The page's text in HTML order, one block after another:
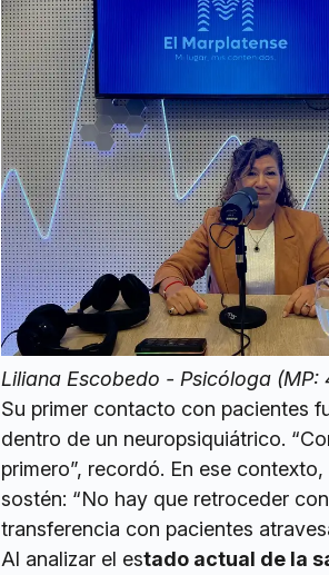
Liliana Escobedo - Psicóloga (MP:
Su primer contacto con pacientes
dentro de un neuropsiquiátrico.
primero”, recordó. En ese
sostén: “No hay que retroceder
transferencia con pacientes
Al analizar el estado actual de la